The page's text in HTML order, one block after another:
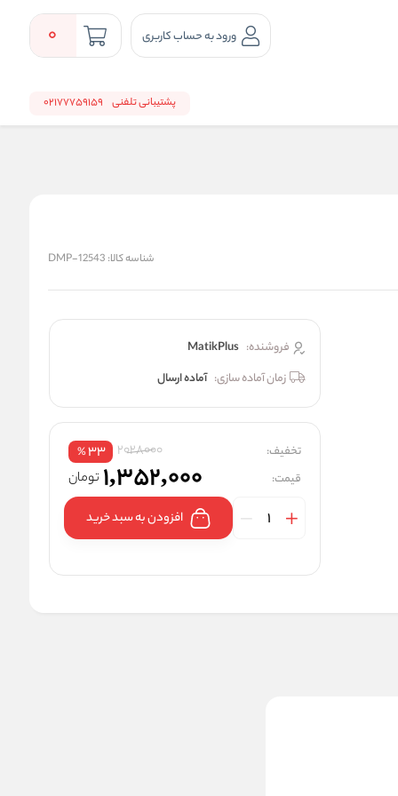
ورود به حساب کاربری 0
پشتیبانی تلفنی 02177759159
شناسه کالا: DMP-12543
فروشنده: MatikPlus
زمان آماده سازی: آماده ارسال
تخفیف: 2028000
33
%
قیمت: 1,352,000 تومان
افزودن به سبد خرید